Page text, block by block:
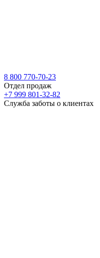
8 800 770-70-23
Отдел продаж
+7 999 801-32-82
Служба заботы о клиентах